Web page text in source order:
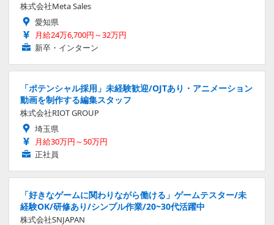
株式会社Meta Sales
愛知県
月給24万6,700円～32万円
新卒・インターン
「ポテンシャル採用」未経験歓迎/OJTあり・アニメーション
動画を制作する編集スタッフ
株式会社RIOT GROUP
埼玉県
月給30万円～50万円
正社員
「好きなゲームに関わりながら働ける」ゲームテスター/未
経験OK/研修あり/シンプル作業/20~30代活躍中
株式会社SNJAPAN